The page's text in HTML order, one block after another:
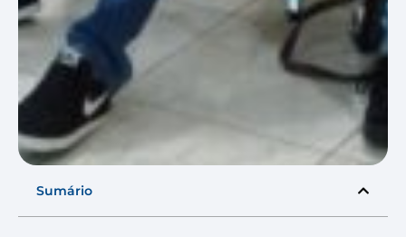
Sumário